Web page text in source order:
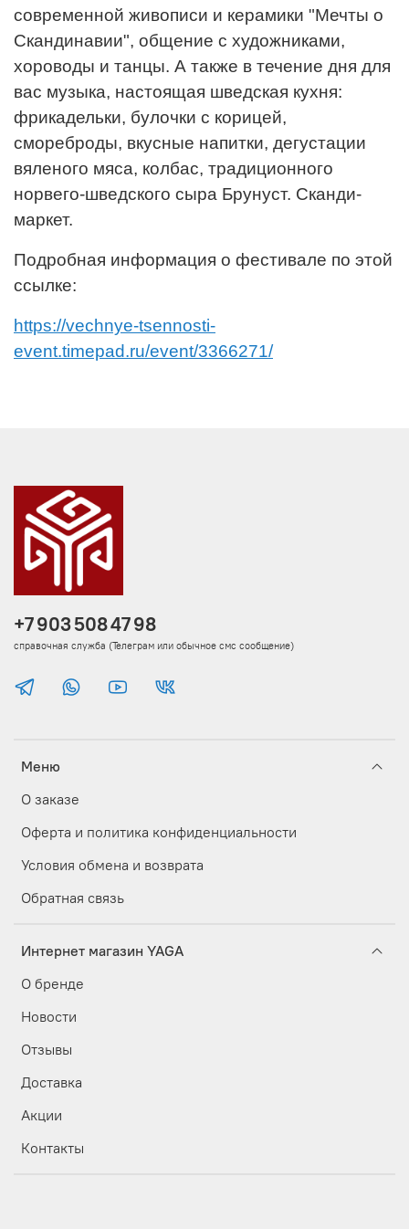
современной живописи и керамики "Мечты о
Скандинавии", общение с художниками,
хороводы и танцы. А также в течение дня для
вас музыка, настоящая шведская кухня:
фрикадельки, булочки с корицей,
смореброды, вкусные напитки, дегустации
вяленого мяса, колбас, традиционного
норвего-шведского сыра Брунуст. Сканди-
маркет.
Подробная информация о фестивале по этой
ссылке:
https://vechnye-tsennosti-
event.timepad.ru/event/3366271/
Меню
О заказе
Оферта и политика конфиденциальности
Условия обмена и возврата
Обратная связь
Интернет магазин YAGA
О бренде
Новости
Отзывы
Доставка
Акции
Контакты
+7 903 508 47 98
справочная служба (Телеграм или обычное смс сообщение)